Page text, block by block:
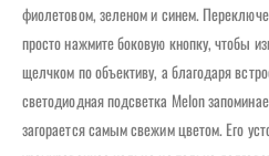
фиолетовом, зеленом и синем.
просто нажмите боковую кнопку, чтобы
щелчком по объективу, а благодаря
светодиодная подсветка Melon
загорается самым свежим цветом. Его